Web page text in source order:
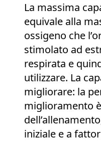
La massima
equivale alla
ossigeno che
stimolato ad
respirata e
utilizzare. La
migliorare: la
miglioramento
iniziale e a